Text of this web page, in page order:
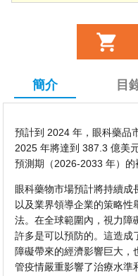
簡介 目
預計到 2024 年，眼科藥品
2025 年將達到 387.3 億美
預測期（2026-2033 年）的
眼科藥物市場預計將持續成
以及業界領導企業的策略
法。在全球範圍內，視力障
許多是可以預防的。這造成
障礙帶來的經濟影響巨大，
管疫情嚴重影響了治療水準